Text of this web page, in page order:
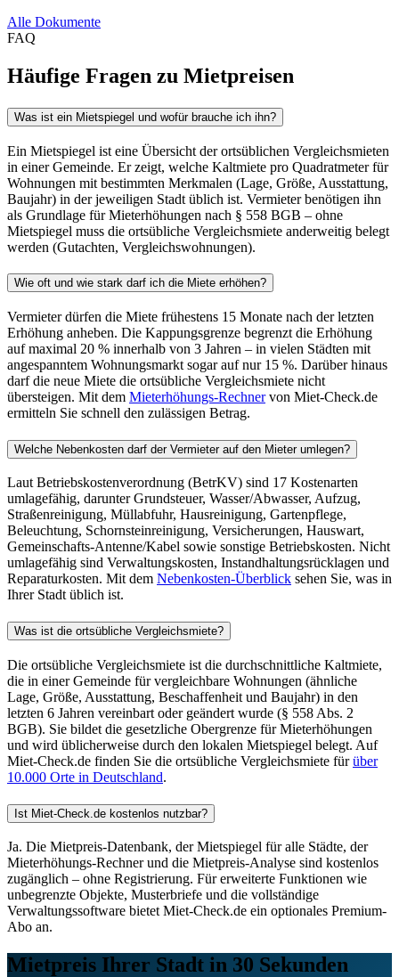
Alle Dokumente
FAQ
Häufige Fragen zu Mietpreisen
Was ist ein Mietspiegel und wofür brauche ich ihn?
Ein Mietspiegel ist eine Übersicht der ortsüblichen Vergleichsmieten
in einer Gemeinde. Er zeigt, welche Kaltmiete pro Quadratmeter für
Wohnungen mit bestimmten Merkmalen (Lage, Größe, Ausstattung,
Baujahr) in der jeweiligen Stadt üblich ist. Vermieter benötigen ihn
als Grundlage für Mieterhöhungen nach § 558 BGB – ohne
Mietspiegel muss die ortsübliche Vergleichsmiete anderweitig belegt
werden (Gutachten, Vergleichswohnungen).
Wie oft und wie stark darf ich die Miete erhöhen?
Vermieter dürfen die Miete frühestens 15 Monate nach der letzten
Erhöhung anheben. Die Kappungsgrenze begrenzt die Erhöhung
auf maximal 20 % innerhalb von 3 Jahren – in vielen Städten mit
angespanntem Wohnungsmarkt sogar auf nur 15 %. Darüber hinaus
darf die neue Miete die ortsübliche Vergleichsmiete nicht
übersteigen. Mit dem Mieterhöhungs-Rechnervon Miet-Check.de
ermitteln Sie schnell den zulässigen Betrag.
Welche Nebenkosten darf der Vermieter auf den Mieter umlegen?
Laut Betriebskostenverordnung (BetrKV) sind 17 Kostenarten
umlagefähig, darunter Grundsteuer, Wasser/Abwasser, Aufzug,
Straßenreinigung, Müllabfuhr, Hausreinigung, Gartenpflege,
Beleuchtung, Schornsteinreinigung, Versicherungen, Hauswart,
Gemeinschafts-Antenne/Kabel sowie sonstige Betriebskosten. Nicht
umlagefähig sind Verwaltungskosten, Instandhaltungsrücklagen und
Reparaturkosten. Mit dem Nebenkosten-Überblick sehen Sie, was in
Ihrer Stadt üblich ist.
Was ist die ortsübliche Vergleichsmiete?
Die ortsübliche Vergleichsmiete ist die durchschnittliche Kaltmiete,
die in einer Gemeinde für vergleichbare Wohnungen (ähnliche
Lage, Größe, Ausstattung, Beschaffenheit und Baujahr) in den
letzten 6 Jahren vereinbart oder geändert wurde (§ 558 Abs. 2
BGB). Sie bildet die gesetzliche Obergrenze für Mieterhöhungen
und wird üblicherweise durch den lokalen Mietspiegel belegt. Auf
Miet-Check.de finden Sie die ortsübliche Vergleichsmiete fürüber
10.000 Orte in Deutschland.
Ist Miet-Check.de kostenlos nutzbar?
Ja. Die Mietpreis-Datenbank, der Mietspiegel für alle Städte, der
Mieterhöhungs-Rechner und die Mietpreis-Analyse sind kostenlos
zugänglich – ohne Registrierung. Für erweiterte Funktionen wie
unbegrenzte Objekte, Musterbriefe und die vollständige
Verwaltungssoftware bietet Miet-Check.de ein optionales Premium-
Abo an.
Mietpreis Ihrer Stadt in 30 Sekunden